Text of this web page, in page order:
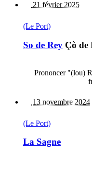
21 février 2025
(Le Port)
So de Rey Çò de
Prononcer "(lou)
13 novembre 2024
(Le Port)
La Sagne